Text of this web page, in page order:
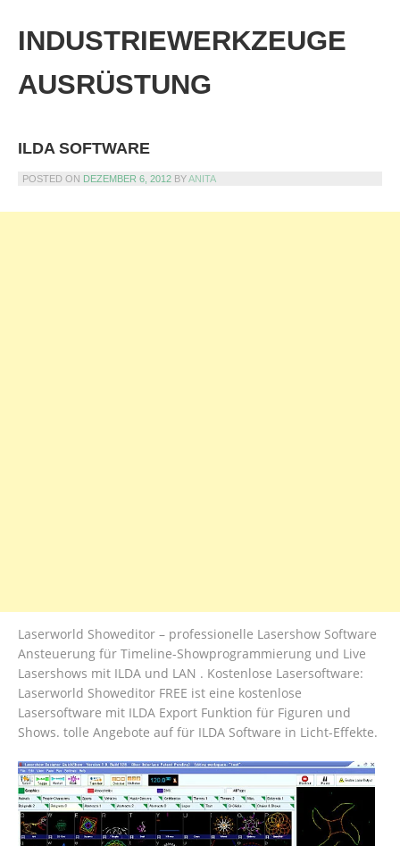
content
INDUSTRIEWERKZEUGE
AUSRÜSTUNG
ILDA SOFTWARE
POSTED ON DEZEMBER 6, 2012 BYANITA
Laserworld Showeditor – professionelle Lasershow Software
Ansteuerung für Timeline-Showprogrammierung und Live
Lasershows mit ILDA und LAN . Kostenlose Lasersoftware:
Laserworld Showeditor FREE ist eine kostenlose
Lasersoftware mit ILDA Export Funktion für Figuren und
Shows. tolle Angebote auf für ILDA Software in Licht-Effekte.